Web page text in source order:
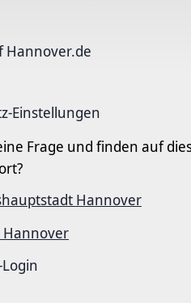
Hannover.de
Einstellungen
Frage und finden auf
Hannover
Hannover